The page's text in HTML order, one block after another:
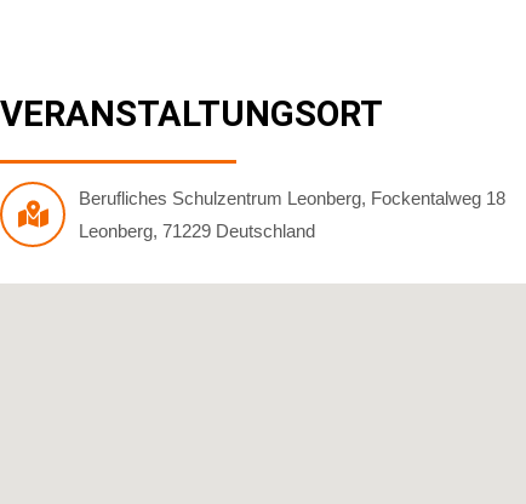
VERANSTALTUNGSORT
Berufliches Schulzentrum Leonberg, Fockentalweg 18
Leonberg, 71229 Deutschland